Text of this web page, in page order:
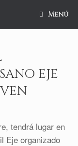
Menú
EJE
tendrá lugar en
Eje organizado